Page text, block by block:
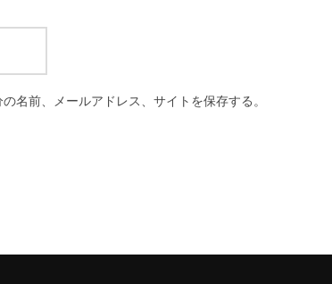
名前、メールアドレス、サイトを保存する。